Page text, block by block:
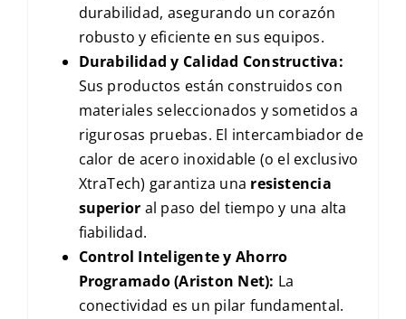
durabilidad, asegurando un corazón
robusto y eficiente en sus equipos.
Durabilidad y Calidad Constructiva:
Sus productos están construidos con
materiales seleccionados y sometidos a
rigurosas pruebas. El intercambiador de
calor de acero inoxidable (o el exclusivo
XtraTech) garantiza una resistencia
superior al paso del tiempo y una alta
fiabilidad.
Control Inteligente y Ahorro
Programado (Ariston Net): La
conectividad es un pilar fundamental.